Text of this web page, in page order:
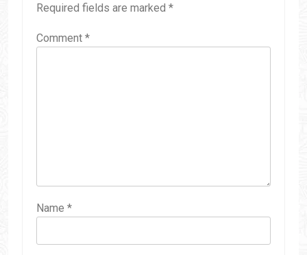
Required fields are marked *
Comment *
Name *